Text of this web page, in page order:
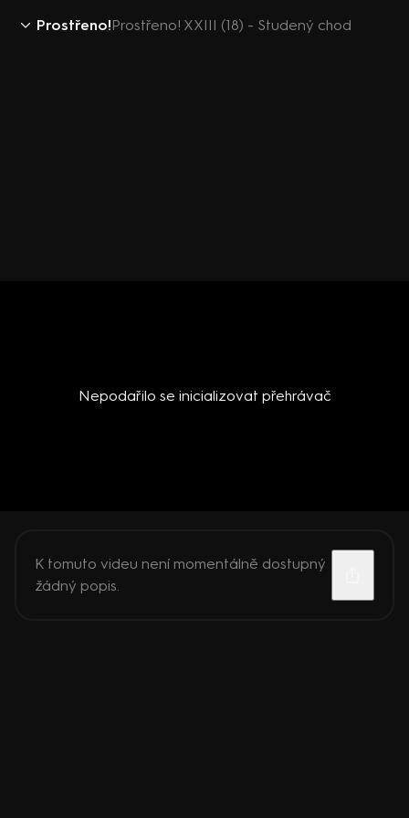
Prostřeno!Prostřeno! XXIII (18) - Studený chod
Nepodařilo se inicializovat přehrávač
K tomuto videu není momentálně dostupný
žádný popis.